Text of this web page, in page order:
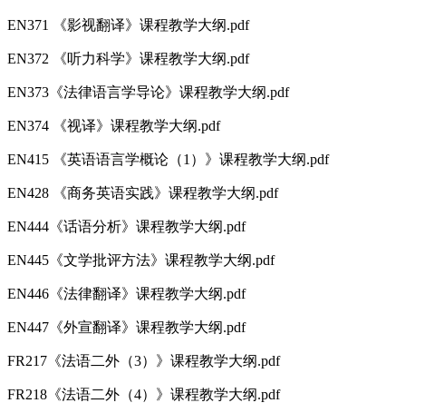
EN371 《影视翻译》课程教学大纲.pdf
EN372 《听力科学》课程教学大纲.pdf
EN373《法律语言学导论》课程教学大纲.pdf
EN374 《视译》课程教学大纲.pdf
EN415 《英语语言学概论（1）》课程教学大纲.pdf
EN428 《商务英语实践》课程教学大纲.pdf
EN444《话语分析》课程教学大纲.pdf
EN445《文学批评方法》课程教学大纲.pdf
EN446《法律翻译》课程教学大纲.pdf
EN447《外宣翻译》课程教学大纲.pdf
FR217《法语二外（3）》课程教学大纲.pdf
FR218《法语二外（4）》课程教学大纲.pdf